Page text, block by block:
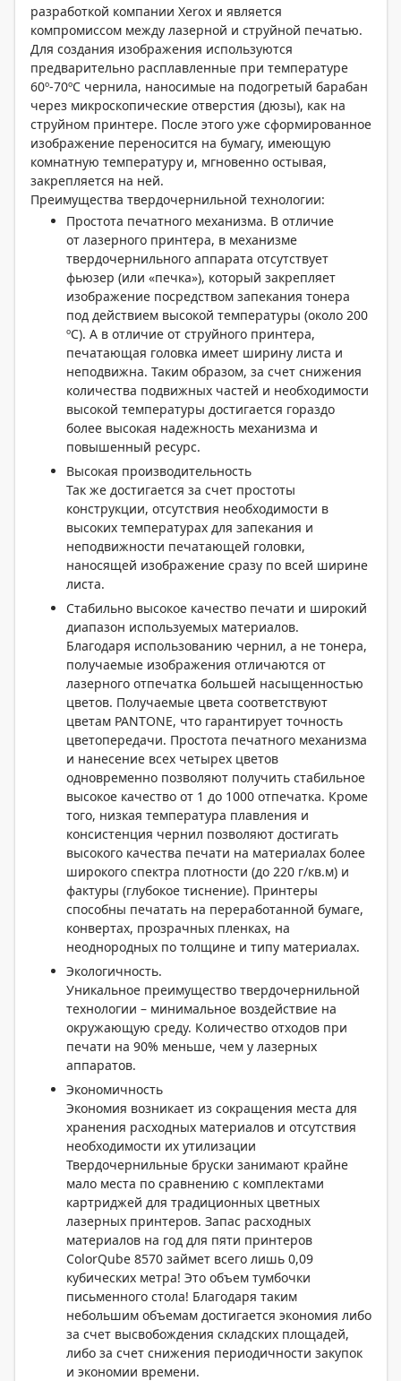
разработкой компании Xerox и является
компромиссом между лазерной и струйной печатью.
Для создания изображения используются
предварительно расплавленные при температуре
60º-70ºС чернила, наносимые на подогретый барабан
через микроскопические отверстия (дюзы), как на
струйном принтере. После этого уже сформированное
изображение переносится на бумагу, имеющую
комнатную температуру и, мгновенно остывая,
закрепляется на ней.
Преимущества твердочернильной технологии:
Простота печатного механизма. В отличие
от лазерного принтера, в механизме
твердочернильного аппарата отсутствует
фьюзер (или «печка»), который закрепляет
изображение посредством запекания тонера
под действием высокой температуры (около 200
ºС). А в отличие от струйного принтера,
печатающая головка имеет ширину листа и
неподвижна. Таким образом, за счет снижения
количества подвижных частей и необходимости
высокой температуры достигается гораздо
более высокая надежность механизма и
повышенный ресурс.
Высокая производительность
Так же достигается за счет простоты
конструкции, отсутствия необходимости в
высоких температурах для запекания и
неподвижности печатающей головки,
наносящей изображение сразу по всей ширине
листа.
Стабильно высокое качество печати и широкий
диапазон используемых материалов.
Благодаря использованию чернил, а не тонера,
получаемые изображения отличаются от
лазерного отпечатка большей насыщенностью
цветов. Получаемые цвета соответствуют
цветам PANTONE, что гарантирует точность
цветопередачи. Простота печатного механизма
и нанесение всех четырех цветов
одновременно позволяют получить стабильное
высокое качество от 1 до 1000 отпечатка. Кроме
того, низкая температура плавления и
консистенция чернил позволяют достигать
высокого качества печати на материалах более
широкого спектра плотности (до 220 г/кв.м) и
фактуры (глубокое тиснение). Принтеры
способны печатать на переработанной бумаге,
конвертах, прозрачных пленках, на
неоднородных по толщине и типу материалах.
Экологичность.
Уникальное преимущество твердочернильной
технологии – минимальное воздействие на
окружающую среду. Количество отходов при
печати на 90% меньше, чем у лазерных
аппаратов.
Экономичность
Экономия возникает из сокращения места для
хранения расходных материалов и отсутствия
необходимости их утилизации
Твердочернильные бруски занимают крайне
мало места по сравнению с комплектами
картриджей для традиционных цветных
лазерных принтеров. Запас расходных
материалов на год для пяти принтеров
ColorQube 8570 займет всего лишь 0,09
кубических метра! Это объем тумбочки
письменного стола! Благодаря таким
небольшим объемам достигается экономия либо
за счет высвобождения складских площадей,
либо за счет снижения периодичности закупок
и экономии времени.